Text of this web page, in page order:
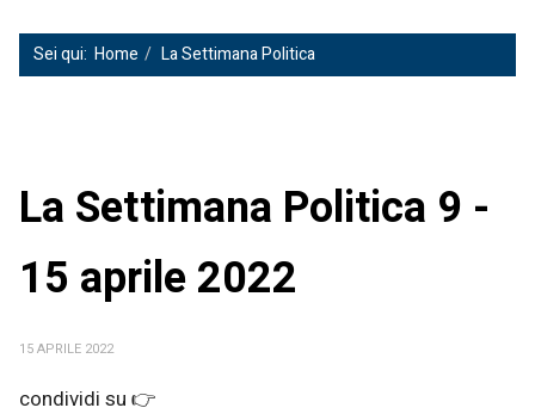
Sei qui: Home La Settimana Politica
La Settimana Politica 9 -
15 aprile 2022
15 APRILE 2022